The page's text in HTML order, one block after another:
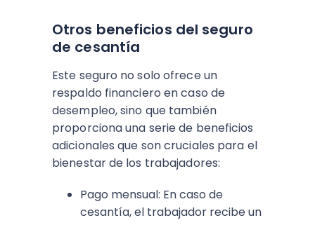
Otros beneficios del seguro
de cesantía
Este seguro no solo ofrece un
respaldo financiero en caso de
desempleo, sino que también
proporciona una serie de beneficios
adicionales que son cruciales para el
bienestar de los trabajadores:
Pago mensual: En caso de
cesantía, el trabajador recibe un